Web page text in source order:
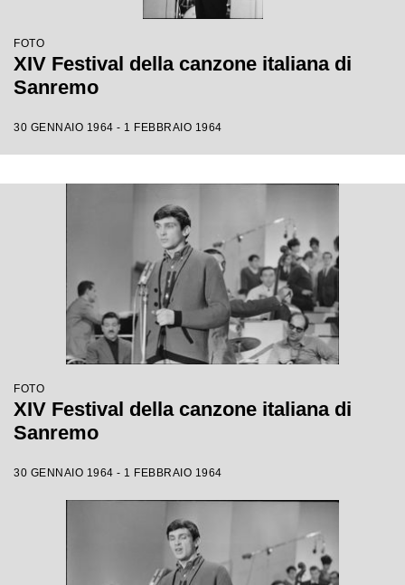
FOTO
XIV Festival della canzone italiana di
Sanremo
30 GENNAIO 1964 - 1 FEBBRAIO 1964
FOTO
XIV Festival della canzone italiana di
Sanremo
30 GENNAIO 1964 - 1 FEBBRAIO 1964